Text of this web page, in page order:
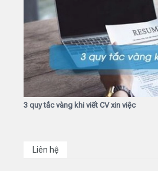
3 quy tắc vàng khi viết CV xin việc
Liên hệ